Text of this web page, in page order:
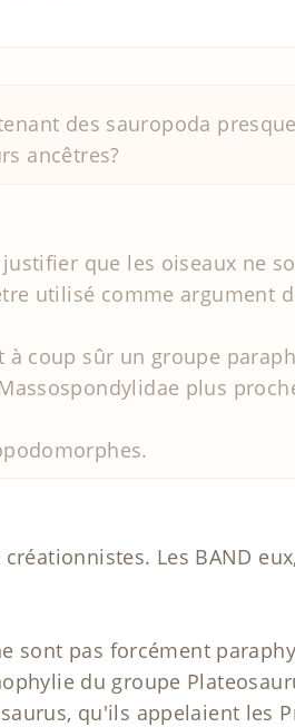
des sauropoda
ancêtres?
que les oiseaux ne
utilisé comme argument
coup sûr un groupe
plus
Les BAND
sont pas forcément
du groupe
qu'ils appelaient les